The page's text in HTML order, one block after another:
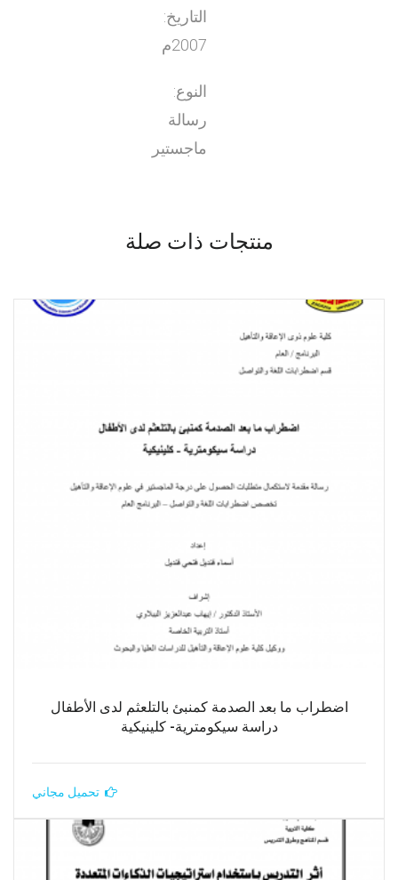
التاريخ:
2007م
النوع:
رسالة
ماجستير
منتجات ذات صلة
اضطراب ما بعد الصدمة كمنبئ بالتلعثم لدى الأطفال
دراسة سيكومترية- كلينيكية
تحميل مجاني